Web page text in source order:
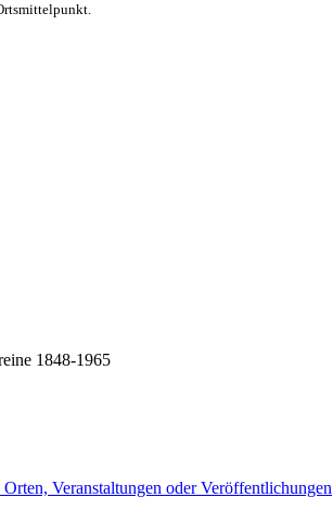
1848-1965
Veranstaltungen oder Veröffentlichungen